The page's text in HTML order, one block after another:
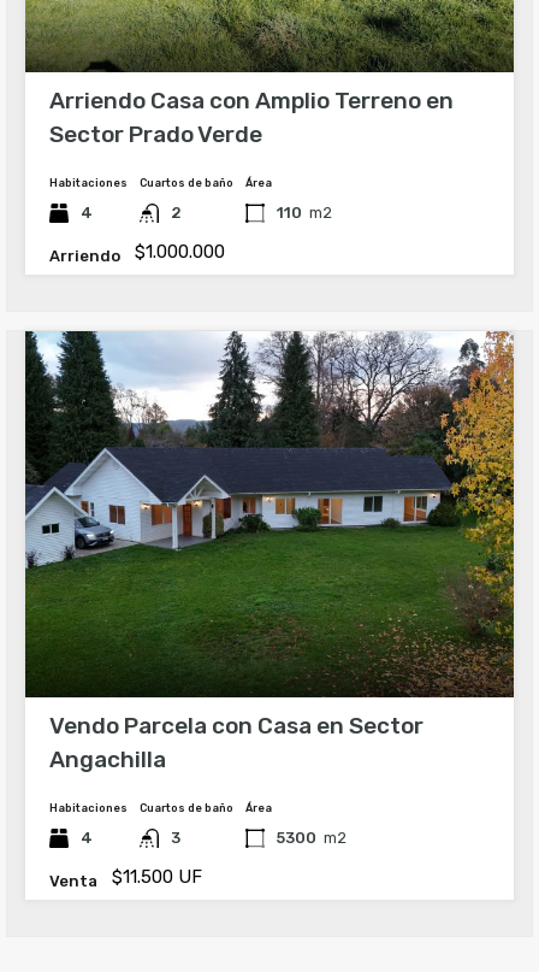
Arriendo Casa con Amplio Terreno en
Sector Prado Verde
Habitaciones
4
Cuartos de baño
2
Área
110 m2
Arriendo $1.000.000
Vendo Parcela con Casa en Sector
Angachilla
Habitaciones
4
Cuartos de baño
3
Área
5300 m2
Venta $11.500 UF